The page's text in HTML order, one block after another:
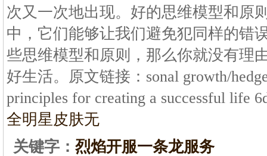
次又一次地出现。好的思维模型和原
中，它们能够让我们避免犯同样的错
些思维模型和原则，那么你就没有理
好生活。原文链接：sonal growth/
principles for creating a successful life
全明星皮肤无
关键字： 烈焰开服一条龙服务